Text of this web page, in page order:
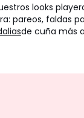
looks
pareos, faldas
de cuña más